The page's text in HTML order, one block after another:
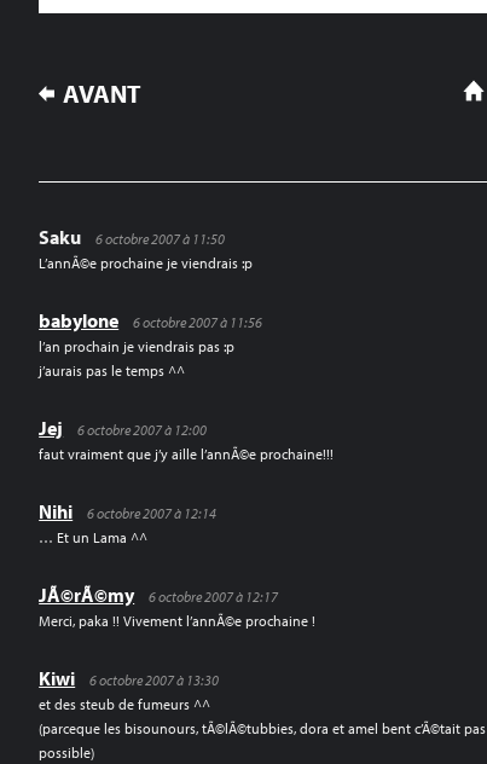
NAVIGATION
AVANT
Saku
6 octobre 2007 à 11:50
L’annÃ©e prochaine je viendrais :p
babylone
6 octobre 2007 à 11:56
l’an prochain je viendrais pas :p
j’aurais pas le temps ^^
Jej
6 octobre 2007 à 12:00
faut vraiment que j’y aille l’annÃ©e prochaine!!!
Nihi
6 octobre 2007 à 12:14
… Et un Lama ^^
JÃ©rÃ©my
6 octobre 2007 à 12:17
Merci, paka !! Vivement l’annÃ©e prochaine !
Kiwi
6 octobre 2007 à 13:30
et des steub de fumeurs ^^
(parceque les bisounours, tÃ©lÃ©tubbies, dora et amel bent c’Ã©tait pas
possible)